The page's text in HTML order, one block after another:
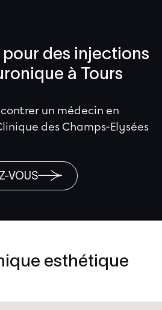
pour des injections
à Tours
un médecin en
des Champs-Elysées
VOUS
esthétique